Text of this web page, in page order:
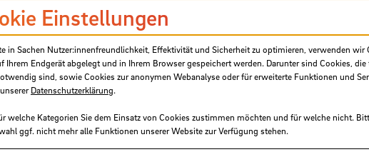
und Kreislaufwirtschaft an der
angewiesen, damit aus kreativen Ideen
Instituts für Energie und Kreislaufwirtschaft
sinnvollen Lösungskonzepten für die
Gewerbe sowie für
Einstellungen
in Sachen Nutzer:innenfreundlichkeit, Effektivität und Sicherheit zu optimieren, verwenden wir
Ihrem Endgerät abgelegt und in Ihrem Browser gespeichert werden. Darunter sind Cookies,
sind, sowie Cookies zur anonymen Webanalyse oder für erweiterte Funktionen und
Datenschutzerklärung.
welche Kategorien Sie dem Einsatz von Cookies zustimmen möchten und für welche nicht.
ggf. nicht mehr alle Funktionen unserer Website zur Verfügung stehen.